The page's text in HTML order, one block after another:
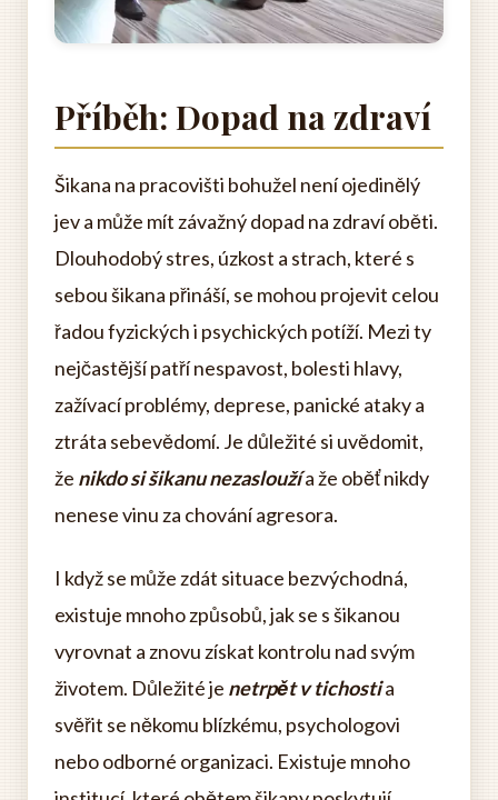
Příběh: Dopad na zdraví
Šikana na pracovišti bohužel není ojedinělý
jev a může mít závažný dopad na zdraví oběti.
Dlouhodobý stres, úzkost a strach, které s
sebou šikana přináší, se mohou projevit celou
řadou fyzických i psychických potíží. Mezi ty
nejčastější patří nespavost, bolesti hlavy,
zažívací problémy, deprese, panické ataky a
ztráta sebevědomí. Je důležité si uvědomit,
že nikdo si šikanu nezasloužía že oběť nikdy
nenese vinu za chování agresora.
I když se může zdát situace bezvýchodná,
existuje mnoho způsobů, jak se s šikanou
vyrovnat a znovu získat kontrolu nad svým
životem. Důležité je netrpět v tichostia
svěřit se někomu blízkému, psychologovi
nebo odborné organizaci. Existuje mnoho